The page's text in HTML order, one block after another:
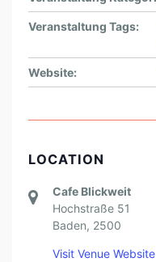
O
T
S
C
F
E
Veranstaltung Tags:
Website:
LOCATION
Cafe Blickweit
Hochstraße 51
Baden, 2500
Visit Venue Website